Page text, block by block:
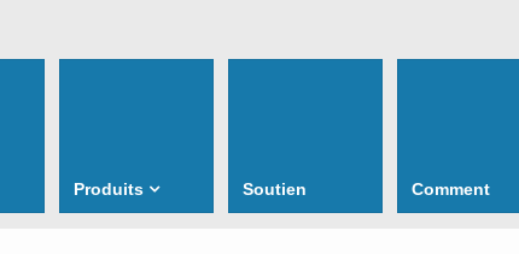
Produits Soutien Comment